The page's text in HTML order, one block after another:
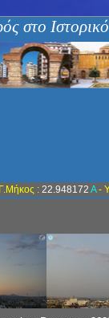
στο
Γ.Μήκος : 22.948172 Α-